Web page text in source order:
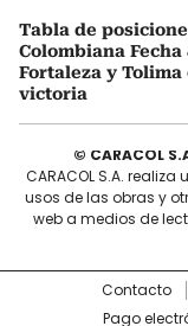
Tabla de
Colombiana Fecha
Fortaleza y
victoria
© CARACOL
CARACOL S.A.
usos de las obras y
web a medios de
Contacto
Pago